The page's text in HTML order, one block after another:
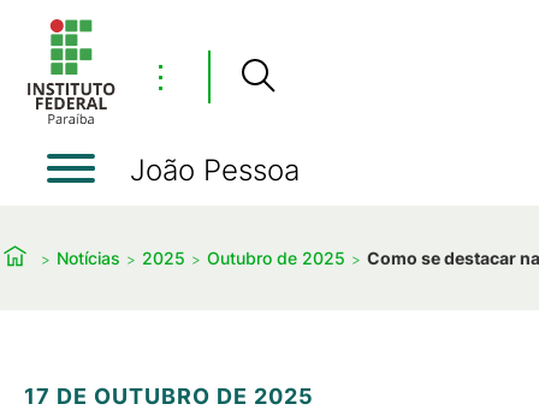
⋮
João Pessoa
Notícias 2025 Outubro de 2025 Como se destacar
17 DE OUTUBRO DE 2025